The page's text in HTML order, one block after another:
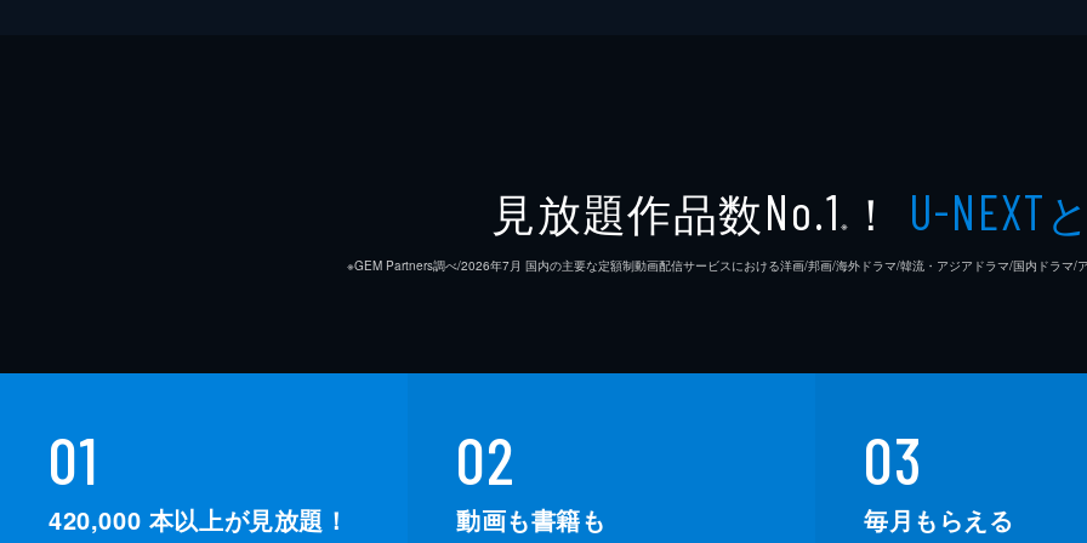
見放題作品数No.1 ※ ！ U-NEXT
※GEM Partners調べ/2026年7⽉ 国内の主要な定額制動画配信サービスにおける洋画/邦画/海外ドラマ/韓流・アジアドラマ/国内ドラマ/
01
420,000 本以上が見放題！
02
動画も書籍も
03
毎月もらえる